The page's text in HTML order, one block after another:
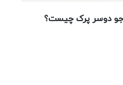
دوسر پرک چیست؟